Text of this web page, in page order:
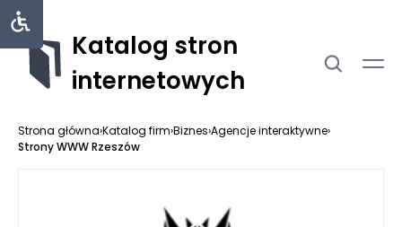
Katalog stron
internetowych
Strona główna›Katalog firm›Biznes›Agencje interaktywne›
Strony WWW Rzeszów